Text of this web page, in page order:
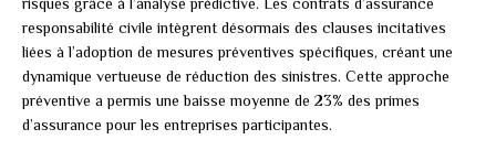
risques grâce à l’analyse prédictive. Les contrats d’assurance
responsabilité civile intègrent désormais des clauses incitatives
liées à l’adoption de mesures préventives spécifiques, créant une
dynamique vertueuse de réduction des sinistres. Cette approche
préventive a permis une baisse moyenne de 23% des primes
d’assurance pour les entreprises participantes.